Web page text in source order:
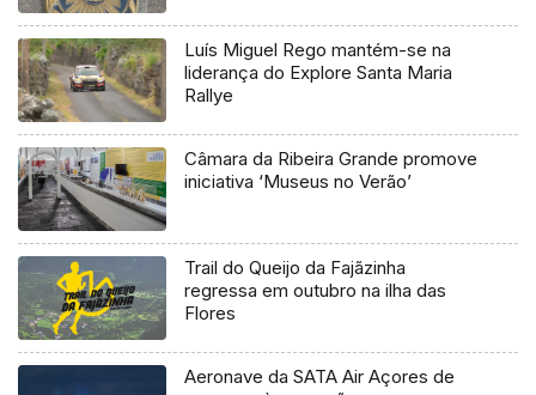
Luís Miguel Rego mantém-se na
liderança do Explore Santa Maria
Rallye
Câmara da Ribeira Grande promove
iniciativa ‘Museus no Verão’
Trail do Queijo da Fajãzinha
regressa em outubro na ilha das
Flores
Aeronave da SATA Air Açores de